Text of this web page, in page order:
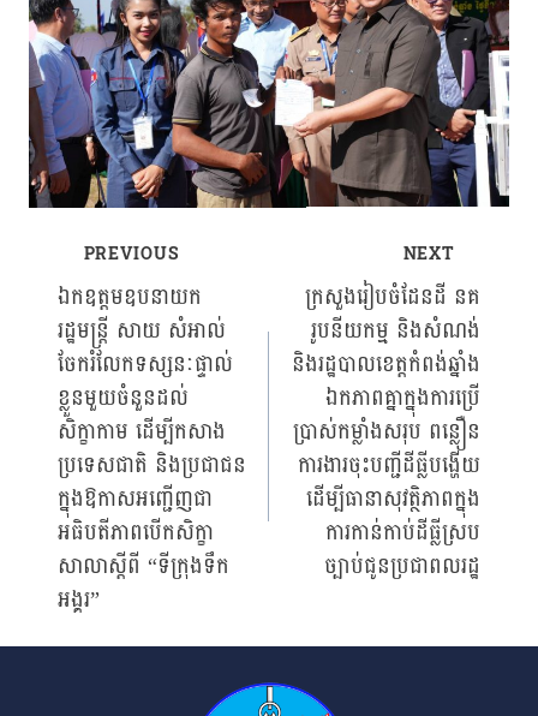
Post
navigation
PREVIOUS
ឯកឧត្តមឧបនាយក
រដ្ឋមន្រ្តី សាយ សំអាល់
ចែករំលែកទស្សនៈផ្ទាល់
ខ្លួនមួយចំនួនដល់
សិក្ខាកាម ដើម្បីកសាង
ប្រទេសជាតិ និងប្រជាជន
ក្នុងឱកាសអញ្ជើញជា
អធិបតីភាពបើកសិក្ខា
សាលាស្តីពី “ទីក្រុងទឹក
អង្គរ”
NEXT
ក្រសួងរៀបចំដែនដី នគ
រូបនីយកម្ម និងសំណង់
និងរដ្ឋបាលខេត្តកំពង់ឆ្នាំង
ឯកភាពគ្នាក្នុងការប្រើ
ប្រាស់កម្លាំងសរុប ពន្លឿន
ការងារចុះបញ្ជីដីធ្លីបង្ហើយ
ដើម្បីធានាសុវត្ថិភាពក្នុង
ការកាន់កាប់ដីធ្លីស្រប
ច្បាប់ជូនប្រជាពលរដ្ឋ